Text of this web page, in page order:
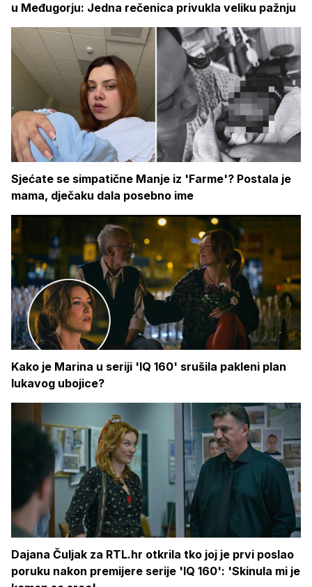
u Međugorju: Jedna rečenica privukla veliku pažnju
Sjećate se simpatične Manje iz 'Farme'? Postala je
mama, dječaku dala posebno ime
Kako je Marina u seriji 'IQ 160' srušila pakleni plan
lukavog ubojice?
Dajana Čuljak za RTL.hr otkrila tko joj je prvi poslao
poruku nakon premijere serije 'IQ 160': 'Skinula mi je